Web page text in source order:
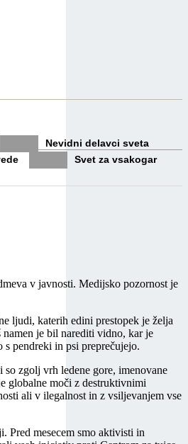
Nevidni delavci sveta
Svet za vsakogar
v javnosti. Medijsko pozornost je
ljudi, katerih edini prestopek je želja
je bil narediti vidno, kar je
pendreki in psi preprečujejo.
zgolj vrh ledene gore, imenovane
globalne moči z destruktivnimi
ali v ilegalnost in z vsiljevanjem vse
Pred mesecem smo aktivisti in